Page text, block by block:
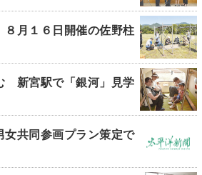
月１６日開催の佐野柱
新宮駅で「銀河」見学
共同参画プラン策定で